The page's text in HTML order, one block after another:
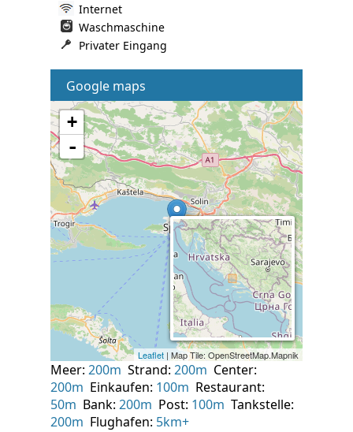
Internet
Waschmaschine
Privater Eingang
Google maps
Meer: 200m Strand: 200m Center:
200m Einkaufen: 100m Restaurant:
50m Bank: 200m Post: 100m Tankstelle:
200m Flughafen: 5km+